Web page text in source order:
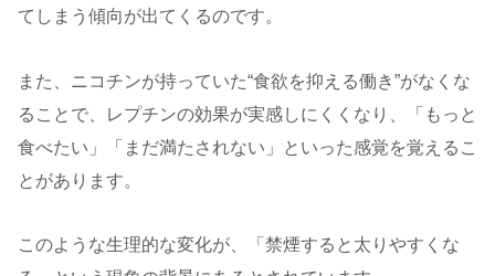
てしまう傾向が出てくるのです。
また、ニコチンが持っていた“食欲を抑える働き”がなくな
ることで、レプチンの効果が実感しにくくなり、「もっと
食べたい」「まだ満たされない」といった感覚を覚えるこ
とがあります。
このような生理的な変化が、「禁煙すると太りやすくな